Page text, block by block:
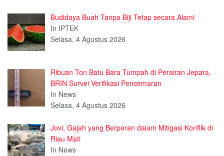
Budidaya Buah Tanpa Biji Tetap secara Alami
In IPTEK
Selasa, 4 Agustus 2026
Ribuan Ton Batu Bara Tumpah di Perairan Jepara,
BRIN Survei Verifikasi Pencemaran
In News
Selasa, 4 Agustus 2026
Jovi, Gajah yang Berperan dalam Mitigasi Konflik di
Riau Mati
In News